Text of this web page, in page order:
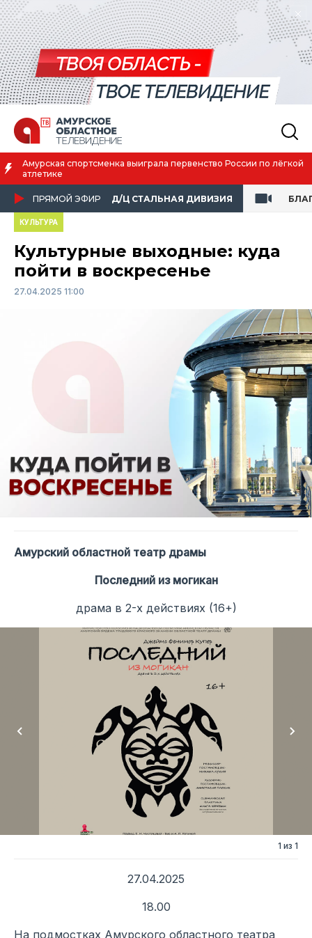
Амурская спортсменка выиграла первенство России по лёгкой
атлетике
ПРЯМОЙ ЭФИР Д/Ц СТАЛЬНАЯ ДИВИЗИЯ
КУЛЬТУРА
Культурные выходные: куда
пойти в воскресенье
27.04.2025 11:00
Амурский областной театр драмы
Последний из могикан
драма в 2-х действиях (16+)
1 из 1
27.04.2025
18.00
На подмостках Амурского областного театра